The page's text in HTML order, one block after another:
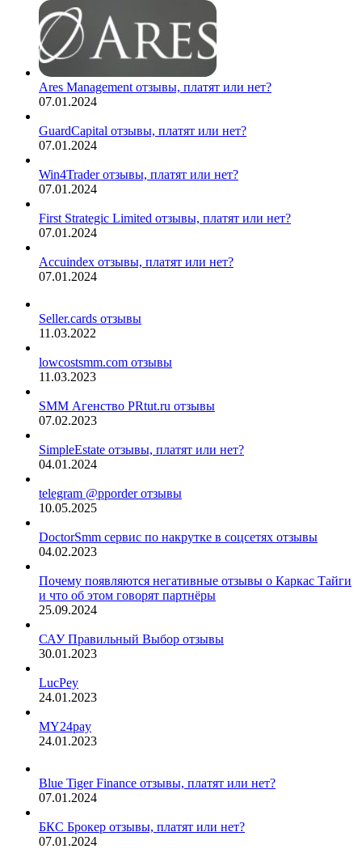
Ares Management отзывы, платят или нет?
07.01.2024
GuardCapital отзывы, платят или нет?
07.01.2024
Win4Trader отзывы, платят или нет?
07.01.2024
First Strategic Limited отзывы, платят или нет?
07.01.2024
Accuindex отзывы, платят или нет?
07.01.2024
Seller.cards отзывы
11.03.2022
lowcostsmm.com отзывы
11.03.2023
SMM Агенство PRtut.ru отзывы
07.02.2023
SimpleEstate отзывы, платят или нет?
04.01.2024
telegram @pporder отзывы
10.05.2025
DoctorSmm сервис по накрутке в соцсетях отзывы
04.02.2023
Почему появляются негативные отзывы о Каркас Тайги
и что об этом говорят партнёры
25.09.2024
САУ Правильный Выбор отзывы
30.01.2023
LucPey
24.01.2023
MY24pay
24.01.2023
Blue Tiger Finance отзывы, платят или нет?
07.01.2024
БКС Брокер отзывы, платят или нет?
07.01.2024